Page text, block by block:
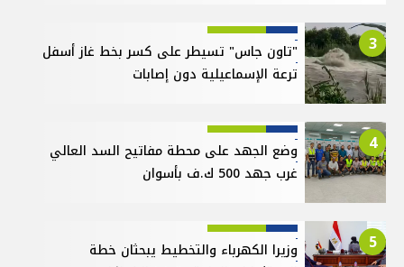
3
"تاون جاس" تسيطر على كسر بخط غاز أسفل
ترعة الإسماعيلية دون إصابات
4
وضع الجهد على محطة مفاتيح السد العالي
غرب جهد 500 ك.ف بأسوان
5
وزيرا الكهرباء والتخطيط يبحثان خطة